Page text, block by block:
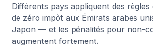
Différents pays appliquent des
de zéro impôt aux Émirats arabes
Japon — et les pénalités pour non-
augmentent fortement.